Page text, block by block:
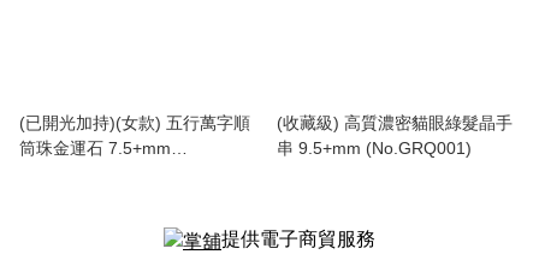
(已開光加持)(女款) 五行萬字順
筒珠金運石 7.5+mm
(收藏級) 高質濃密貓眼綠髮晶手
串 9.5+mm (No.GRQ001)
提供電子商貿服務